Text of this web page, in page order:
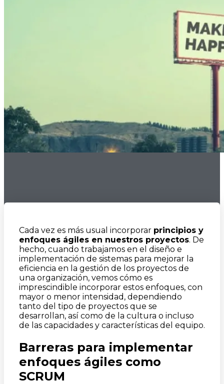
Cada vez es más usual incorporar principios y
enfoques ágiles en nuestros proyectos. De
hecho, cuando trabajamos en el diseño e
implementación de sistemas para mejorar la
eficiencia en la gestión de los proyectos de
una organización, vemos cómo es
imprescindible incorporar estos enfoques, con
mayor o menor intensidad, dependiendo
tanto del tipo de proyectos que se
desarrollan, así como de la cultura o incluso
de las capacidades y características del equipo.
Barreras para implementar
enfoques ágiles como
SCRUM